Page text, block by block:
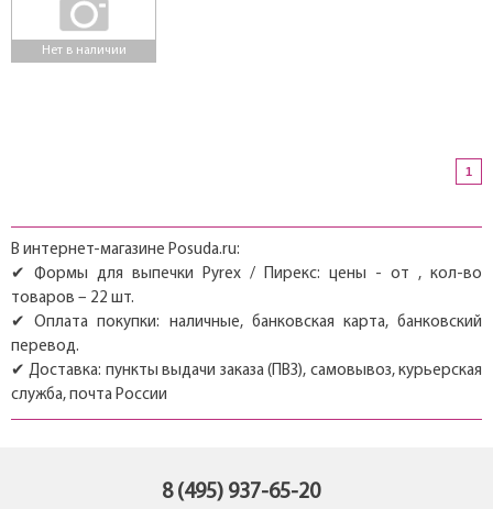
Нет в наличии
1
В интернет-магазине Posuda.ru:
✔ Формы для выпечки Pyrex / Пирекс: цены - от , кол-во
товаров – 22 шт.
✔ Оплата покупки: наличные, банковская карта, банковский
перевод.
✔ Доставка: пункты выдачи заказа (ПВЗ), самовывоз, курьерская
служба, почта России
8 (495) 937-65-20